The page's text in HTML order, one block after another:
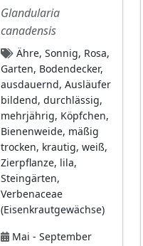
Glandularia
canadensis
Ähre, Sonnig, Rosa,
Garten, Bodendecker,
ausdauernd, Ausläufer
bildend, durchlässig,
mehrjährig, Köpfchen,
Bienenweide, mäßig
trocken, krautig, weiß,
Zierpflanze, lila,
Steingärten,
Verbenaceae
(Eisenkrautgewächse)
Mai - September